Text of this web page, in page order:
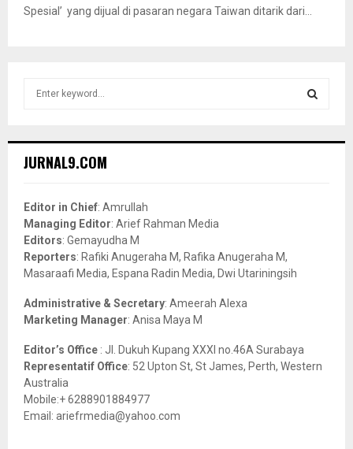
Spesial’ yang dijual di pasaran negara Taiwan ditarik dari...
h
o
r
:
JURNAL9.COM
Editor in Chief: Amrullah
Managing Editor: Arief Rahman Media
Editors: Gemayudha M
Reporters: Rafiki Anugeraha M, Rafika Anugeraha M,
Masaraafi Media, Espana Radin Media, Dwi Utariningsih
Administrative & Secretary: Ameerah Alexa
Marketing Manager: Anisa Maya M
Editor’s Office : Jl. Dukuh Kupang XXXI no.46A Surabaya
Representatif Office: 52 Upton St, St James, Perth, Western
Australia
Mobile:+ 6288901884977
Email: ariefrmedia@yahoo.com